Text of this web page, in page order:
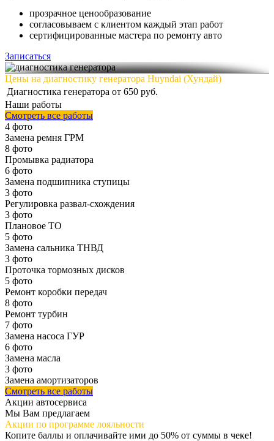
прозрачное ценообразование
согласовываем с клиентом каждый этап работ
сертифицированные мастера по ремонту авто
Записаться
Цены на диагностику генератора Huyndai (Хундай)
Диагностика генератора от 650 руб.
Наши работы
Смотреть все работы
4 фото
Замена ремня ГРМ
8 фото
Промывка радиатора
6 фото
Замена подшипника ступицы
3 фото
Регулировка развал-схождения
3 фото
Плановое ТО
5 фото
Замена сальника ТНВД
3 фото
Проточка тормозных дисков
5 фото
Ремонт коробки передач
8 фото
Ремонт турбин
7 фото
Замена насоса ГУР
6 фото
Замена масла
3 фото
Замена амортизаторов
Смотреть все работы
Акции автосервиса
Мы Вам предлагаем
Акции по программе лояльности
Копите баллы и оплачивайте ими до 50% от суммы в чеке!